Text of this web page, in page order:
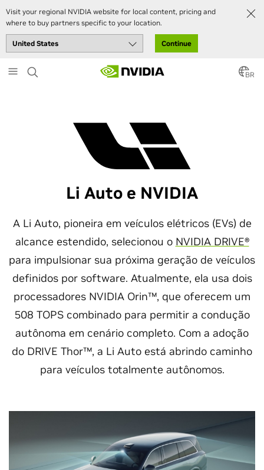
Visit your regional NVIDIA website for local content, pricing and
where to buy partners specific to your location.
Continue
to
BR
Li Auto e NVIDIA
A Li Auto, pioneira em veículos elétricos (EVs) de
alcance estendido, selecionou o NVIDIA DRIVE®
para impulsionar sua próxima geração de veículos
definidos por software. Atualmente, ela usa dois
processadores NVIDIA Orin™, que oferecem um
508 TOPS combinado para permitir a condução
autônoma em cenário completo. Com a adoção
do DRIVE Thor™, a Li Auto está abrindo caminho
para veículos totalmente autônomos.